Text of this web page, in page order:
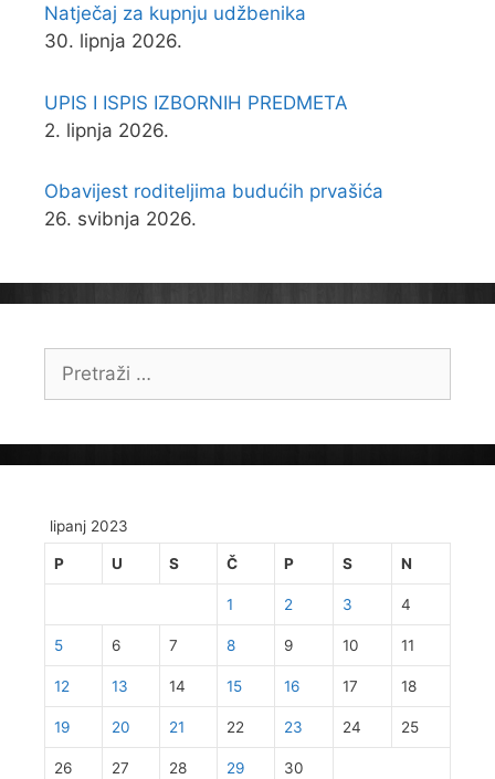
Natječaj za kupnju udžbenika
30. lipnja 2026.
UPIS I ISPIS IZBORNIH PREDMETA
2. lipnja 2026.
Obavijest roditeljima budućih prvašića
26. svibnja 2026.
Pretraži:
lipanj 2023
P U S Č P S N
1 2 3 4
5 6 7 8 9 10 11
12 13 14 15 16 17 18
19 20 21 22 23 24 25
26 27 28 29 30